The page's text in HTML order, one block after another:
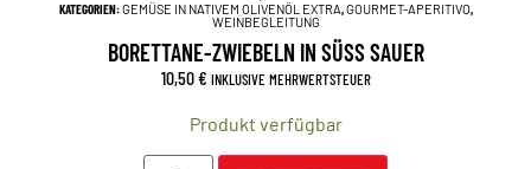
KATEGORIEN:GEMÜSE IN NATIVEM OLIVENÖL EXTRA,GOURMET-APERITIVO,
WEINBEGLEITUNG
BORETTANE-ZWIEBELN IN SÜSS SAUER
10,50€ INKLUSIVE MEHRWERTSTEUER
Produkt verfügbar